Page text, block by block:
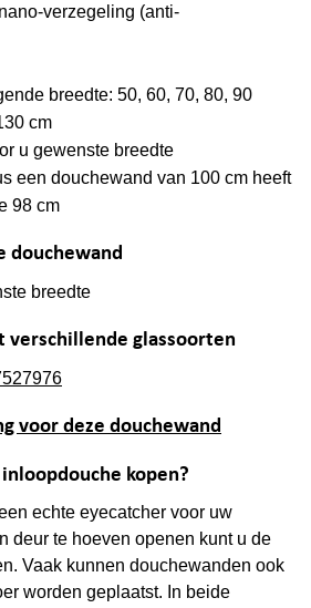
verzegeling (anti-
breedte: 50, 60, 70, 80, 90
cm
u gewenste breedte
een douchewand van 100 cm heeft
98 cm
douchewand
breedte
verschillende glassoorten
voor deze douchewand
kopen?
echte eyecatcher voor uw
deur te hoeven openen kunt u de
Vaak kunnen douchewanden ook
worden geplaatst. In beide